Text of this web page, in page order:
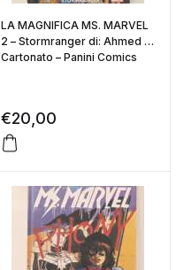
LA MAGNIFICA MS. MARVEL
2 – Stormranger di: Ahmed –
Cartonato – Panini Comics
€20,00